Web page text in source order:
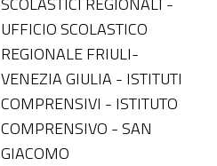
UFFICIO SCOLASTICO
REGIONALE FRIULI-
VENEZIA GIULIA - ISTITUTI
COMPRENSIVI - ISTITUTO
COMPRENSIVO - SAN
GIACOMO